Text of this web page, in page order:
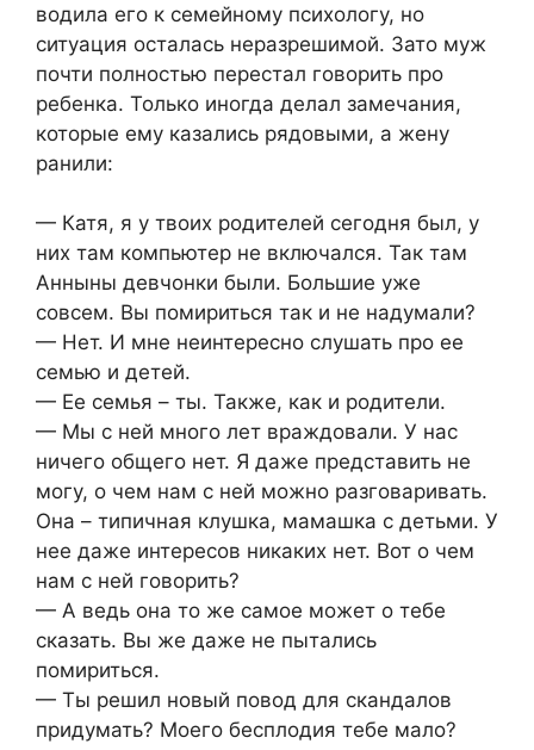
водила его к семейному психологу, но
ситуация осталась неразрешимой. Зато муж
почти полностью перестал говорить про
ребенка. Только иногда делал замечания,
которые ему казались рядовыми, а жену
ранили:
— Катя, я у твоих родителей сегодня был, у
них там компьютер не включался. Так там
Анныны девчонки были. Большие уже
совсем. Вы помириться так и не надумали?
— Нет. И мне неинтересно слушать про ее
семью и детей.
— Ее семья – ты. Также, как и родители.
— Мы с ней много лет враждовали. У нас
ничего общего нет. Я даже представить не
могу, о чем нам с ней можно разговаривать.
Она – типичная клушка, мамашка с детьми. У
нее даже интересов никаких нет. Вот о чем
нам с ней говорить?
— А ведь она то же самое может о тебе
сказать. Вы же даже не пытались
помириться.
— Ты решил новый повод для скандалов
придумать? Моего бесплодия тебе мало?